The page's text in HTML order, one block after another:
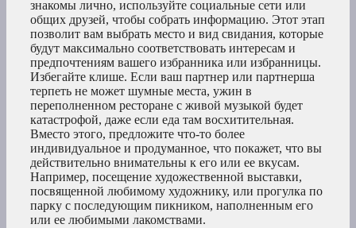
знакомы лично, используйте социальные сети или
общих друзей, чтобы собрать информацию. Этот этап
позволит вам выбрать место и вид свидания, которые
будут максимально соответствовать интересам и
предпочтениям вашего избранника или избранницы.
Избегайте клише. Если ваш партнер или партнерша
терпеть не может шумные места, ужин в
переполненном ресторане с живой музыкой будет
катастрофой, даже если еда там восхитительная.
Вместо этого, предложите что-то более
индивидуальное и продуманное, что покажет, что вы
действительно внимательны к его или ее вкусам.
Например, посещение художественной выставки,
посвященной любимому художнику, или прогулка по
парку с последующим пикником, наполненным его
или ее любимыми лакомствами.